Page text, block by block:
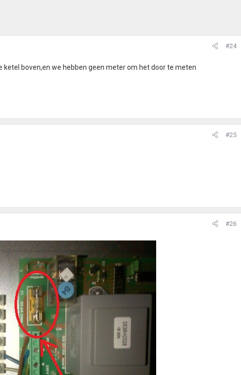
#24
ketel boven,en we hebben geen meter om het door te meten
#25
#26